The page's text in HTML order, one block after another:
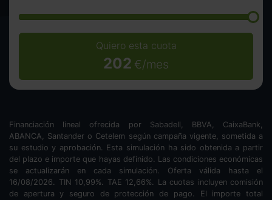
Quiero esta cuota
202 €/mes
Financiación lineal ofrecida por Sabadell, BBVA, CaixaBank,
ABANCA, Santander o Cetelem según campaña vigente, sometida a
su estudio y aprobación. Esta simulación ha sido obtenida a partir
del plazo e importe que hayas definido. Las condiciones económicas
se actualizarán en cada simulación. Oferta válida hasta el
16/08/2026. TIN 10,99%. TAE 12,66%. La cuotas incluyen comisión
de apertura y seguro de protección de pago. El importe total